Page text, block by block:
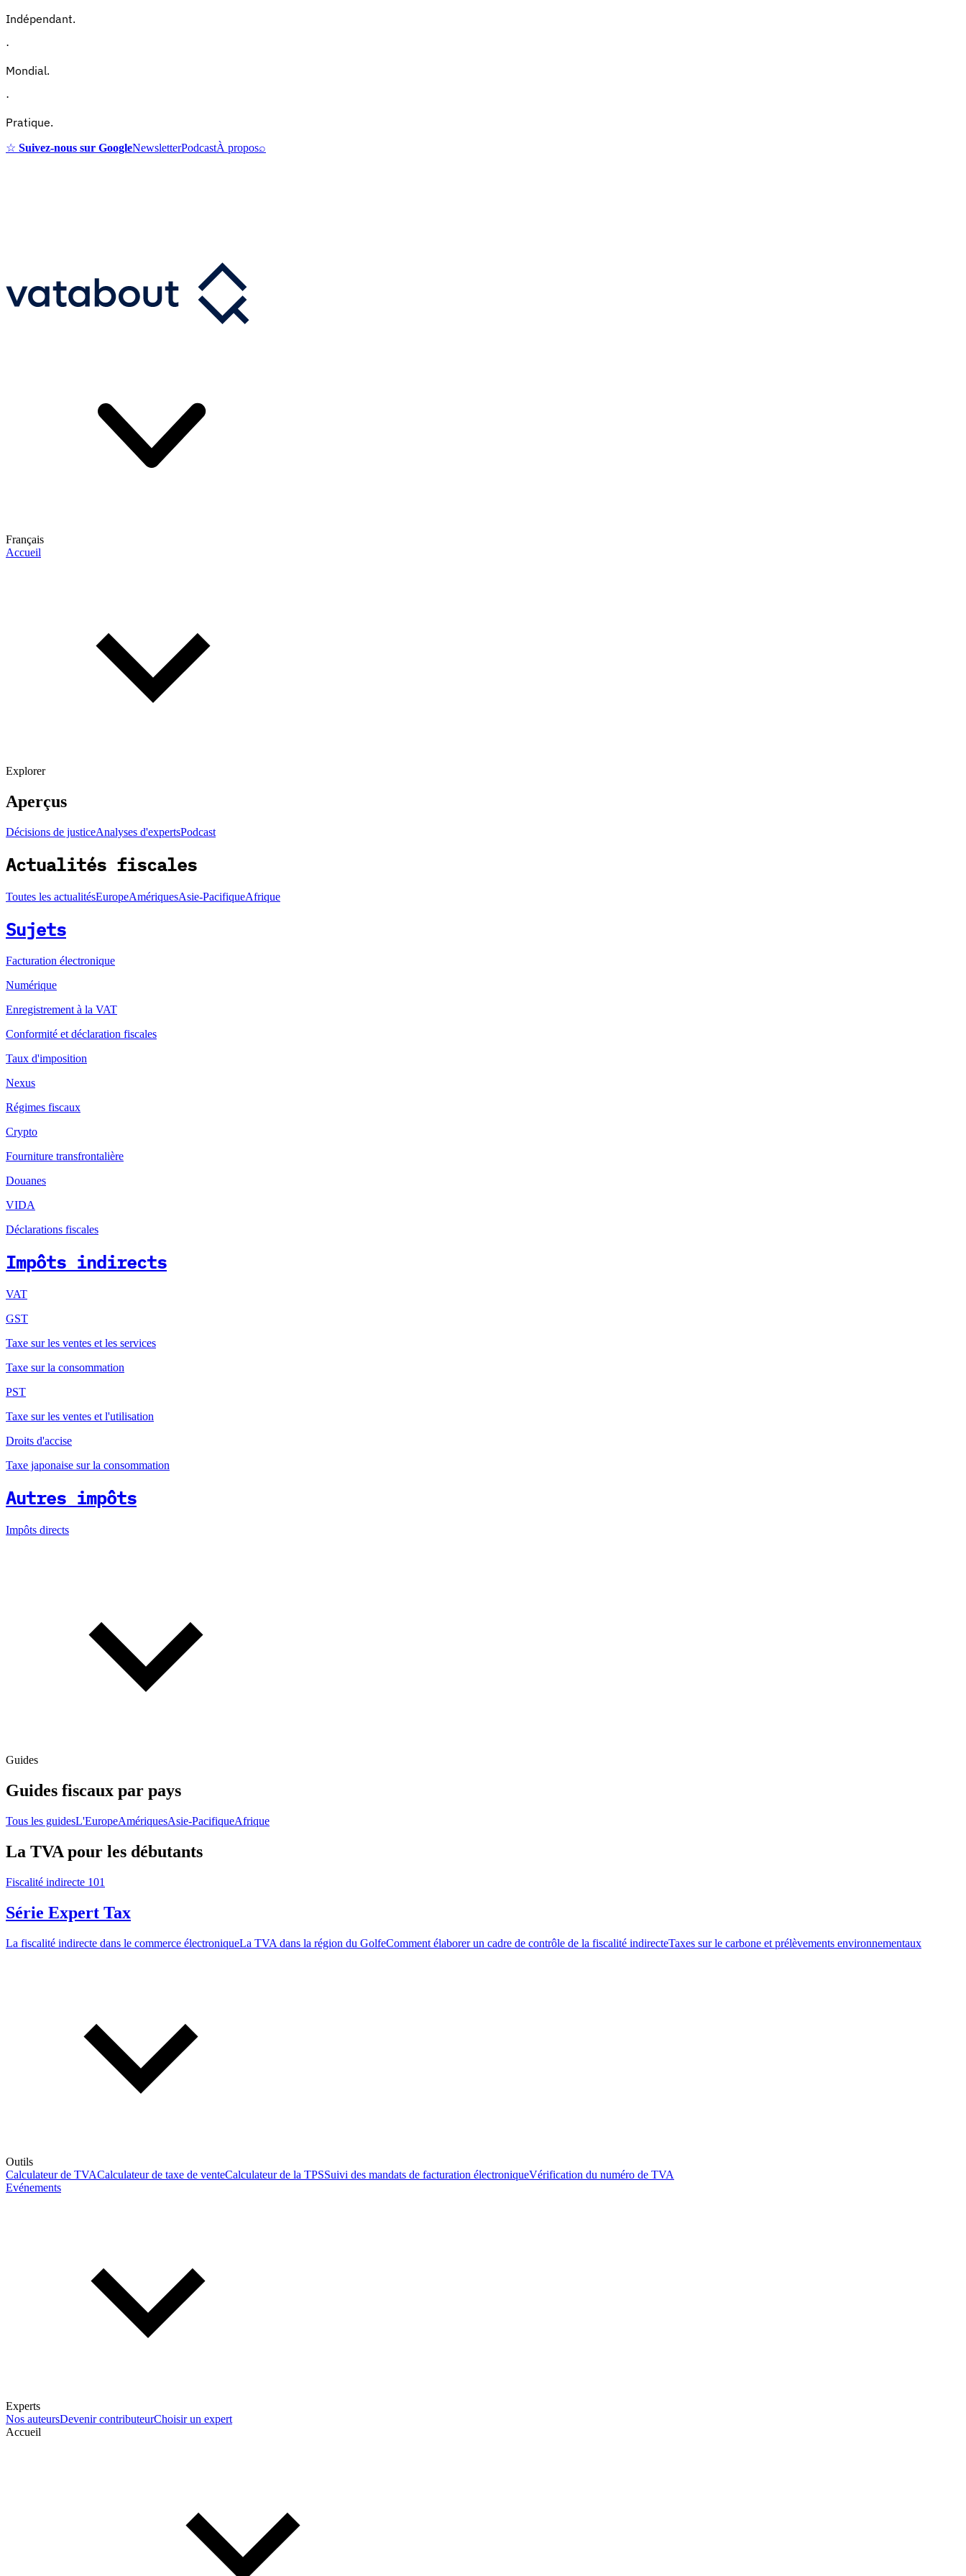
Indépendant.
·
Mondial.
·
Pratique.
☆ Suivez-nous sur GoogleNewsletterPodcastÀ propos⌕
Français
Accueil
Explorer
Aperçus
Décisions de justiceAnalyses d'expertsPodcast
Actualités fiscales
Toutes les actualitésEuropeAmériquesAsie-PacifiqueAfrique
Sujets
Facturation électronique
Numérique
Enregistrement à la VAT
Conformité et déclaration fiscales
Taux d'imposition
Nexus
Régimes fiscaux
Crypto
Fourniture transfrontalière
Douanes
VIDA
Déclarations fiscales
Impôts indirects
VAT
GST
Taxe sur les ventes et les services
Taxe sur la consommation
PST
Taxe sur les ventes et l'utilisation
Droits d'accise
Taxe japonaise sur la consommation
Autres impôts
Impôts directs
Guides
Guides fiscaux par pays
Tous les guidesL'EuropeAmériquesAsie-PacifiqueAfrique
La TVA pour les débutants
Fiscalité indirecte 101
Série Expert Tax
La fiscalité indirecte dans le commerce électroniqueLa TVA dans la région du GolfeComment élaborer un cadre de contrôle de la fiscalité indirecteTaxes sur le carbone et prélèvements environnementaux
Outils
Calculateur de TVACalculateur de taxe de venteCalculateur de la TPSSuivi des mandats de facturation électroniqueVérification du numéro de TVA
Evénements
Experts
Nos auteursDevenir contributeurChoisir un expert
Accueil